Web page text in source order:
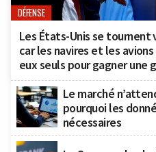
DÉFENSE
Les États-Unis se tournent
car les navires et les
eux seuls pour gagner une
Le marché
pourquoi les
nécessaires